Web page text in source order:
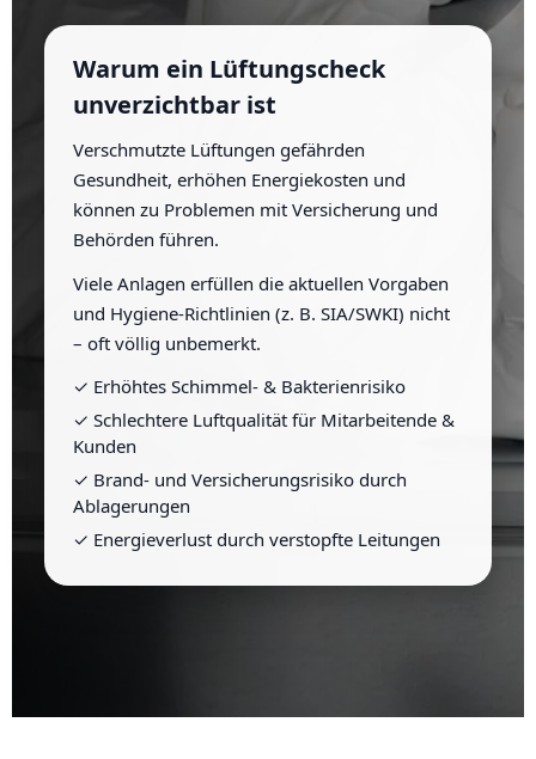
Warum ein Lüftungscheck
unverzichtbar ist
Verschmutzte Lüftungen gefährden
Gesundheit, erhöhen Energiekosten und
können zu Problemen mit Versicherung und
Behörden führen.
Viele Anlagen erfüllen die aktuellen Vorgaben
und Hygiene-Richtlinien (z. B. SIA/SWKI) nicht
– oft völlig unbemerkt.
✓ Erhöhtes Schimmel- & Bakterienrisiko
✓ Schlechtere Luftqualität für Mitarbeitende &
Kunden
✓ Brand- und Versicherungsrisiko durch
Ablagerungen
✓ Energieverlust durch verstopfte Leitungen